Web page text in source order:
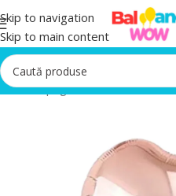
Skip to navigation
Skip to main content
Prima pagină/Baloane folie